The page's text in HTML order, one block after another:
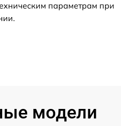
параметрам при
модели